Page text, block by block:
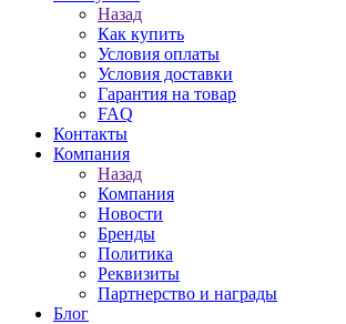
Назад
Как купить
Условия оплаты
Условия доставки
Гарантия на товар
FAQ
Контакты
Компания
Назад
Компания
Новости
Бренды
Политика
Реквизиты
Партнерство и награды
Блог